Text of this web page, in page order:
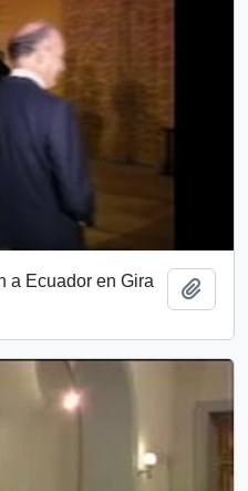
a Ecuador en Gira